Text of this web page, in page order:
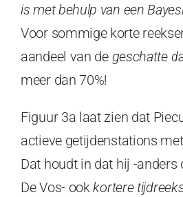
is met behulp van een
Voor sommige korte
aandeel van de geschatte
meer dan 70%!
Figuur 3a laat zien dat
actieve getijdenstations
Dat houdt in dat hij -anders
De Vos- ookkortere